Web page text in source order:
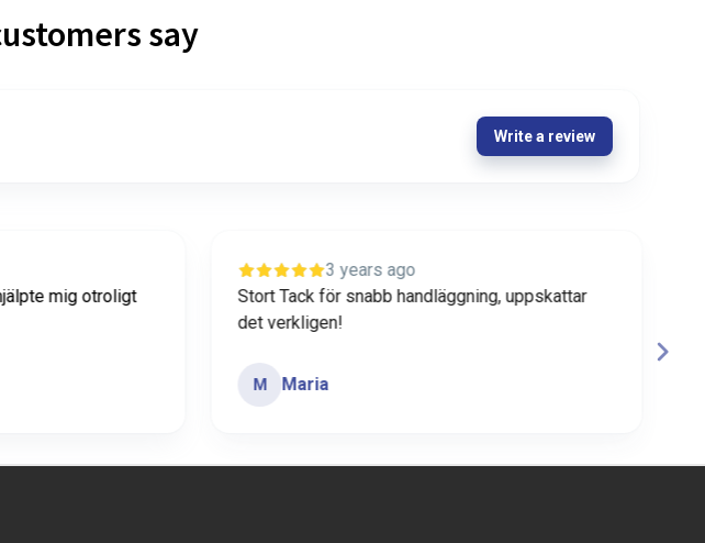
say
Write a review
mig otroligt
3 years ago
Stort Tack för snabb handläggning, uppskattar
det verkligen!
M Maria